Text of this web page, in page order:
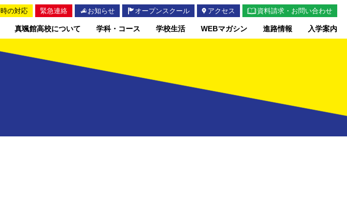
真颯館高校について
学科・コース 学校生活 WEBマガシン 進路情報 入学案内
の対応 緊急連絡 お知らせ オープンスクール アクセス 資料請求・お問い合わせ